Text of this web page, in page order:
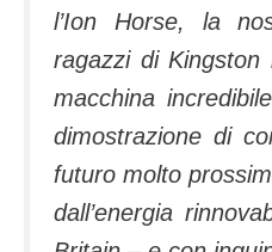
l’Ion Horse, la
ragazzi di Kingston
macchina
dimostrazione di
futuro molto
dall’energia